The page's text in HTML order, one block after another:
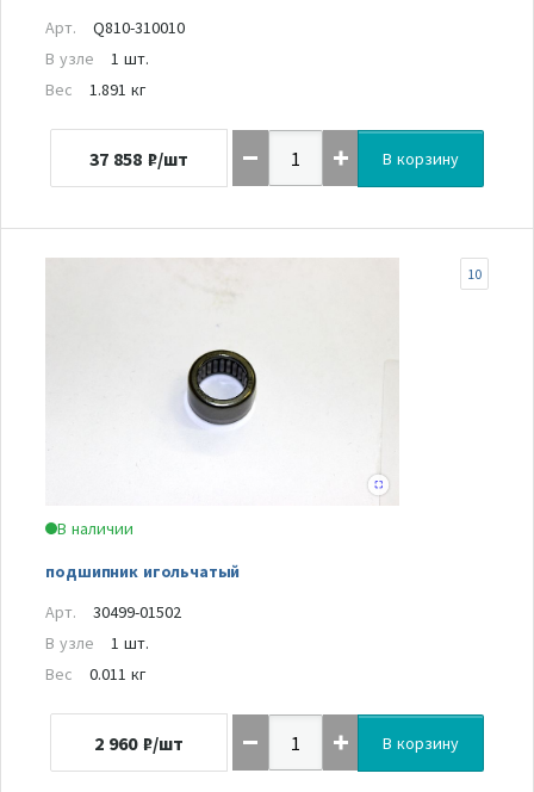
Арт.
Q810-310010
В узле
1 шт.
Вес
1.891 кг
37 858 ₽/шт В корзину
В наличии
подшипник игольчатый
10
Арт.
30499-01502
В узле
1 шт.
Вес
0.011 кг
2 960 ₽/шт В корзину